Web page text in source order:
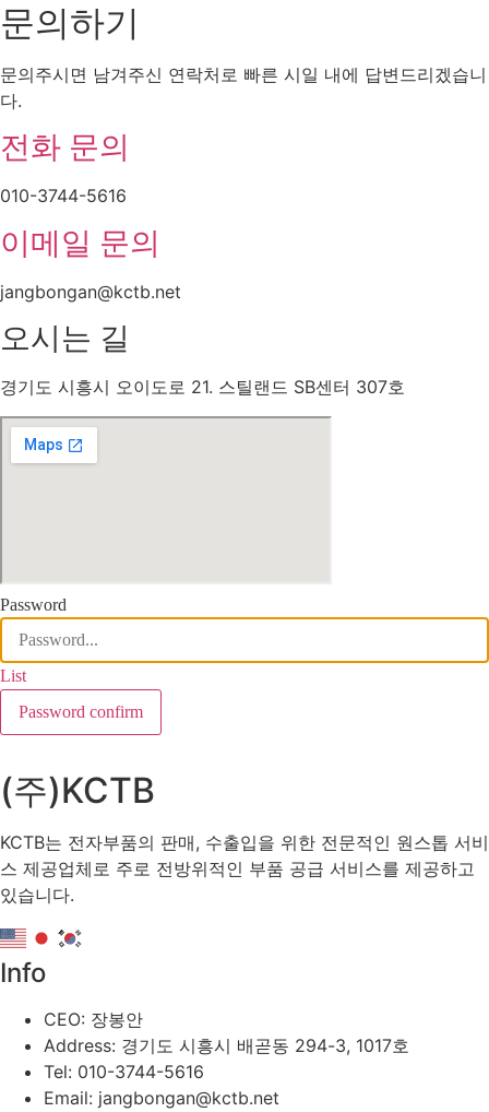
문의하기
문의주시면 남겨주신 연락처로 빠른 시일 내에 답변드리겠습니
다.
전화 문의
010-3744-5616
이메일 문의
jangbongan@kctb.net
오시는 길
경기도 시흥시 오이도로 21. 스틸랜드 SB센터 307호
Password
List
Password confirm
(주)KCTB
KCTB는 전자부품의 판매, 수출입을 위한 전문적인 원스톱 서비
스 제공업체로 주로 전방위적인 부품 공급 서비스를 제공하고
있습니다.
Info
CEO: 장봉안
Address: 경기도 시흥시 배곧동 294-3, 1017호
Tel: 010-3744-5616
Email: jangbongan@kctb.net